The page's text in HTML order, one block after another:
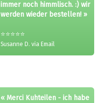
immer noch himmlisch. :) wir
werden wieder bestellen! »
⭐⭐⭐⭐⭐
Susanne D. via Email
« Merci Kuhteilen - ich habe